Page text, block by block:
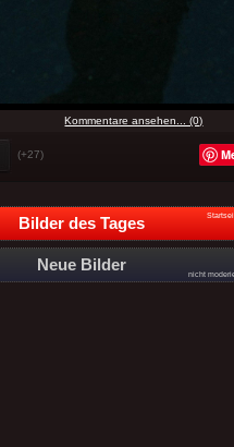
Kommentare ansehen... (0)
(+27)
Bilder des Tages
Neue Bilder
nicht